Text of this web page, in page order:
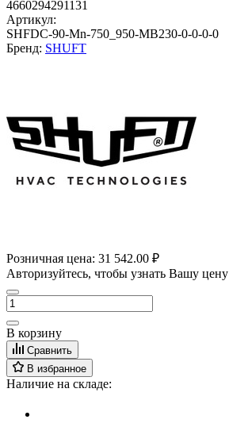
4660294291131
Артикул:
SHFDC-90-Mn-750_950-MB230-0-0-0-0
Бренд: SHUFT
Розничная цена: 31 542.00 ₽
Авторизуйтесь, чтобы узнать Вашу цену
В корзину
Сравнить
В избранное
Наличие на складе: